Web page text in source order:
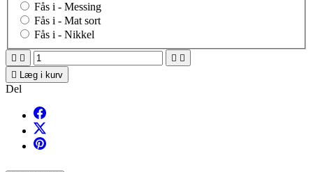
Fås i - Messing
Fås i - Mat sort
Fås i - Nikkel
   
 Læg i kurv
Del